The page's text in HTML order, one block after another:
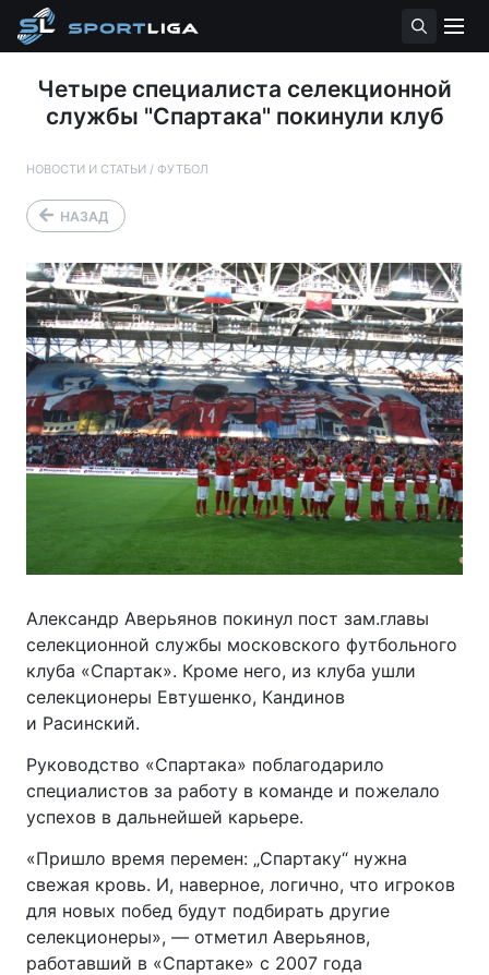
Четыре специалиста селекционной
службы "Спартака" покинули клуб
НОВОСТИ И СТАТЬИ / ФУТБОЛ
НАЗАД
Александр Аверьянов покинул пост зам.главы
селекционной службы московского футбольного
клуба «Спартак». Кроме него, из клуба ушли
селекционеры Евтушенко, Кандинов
и Расинский.
Руководство «Спартака» поблагодарило
специалистов за работу в команде и пожелало
успехов в дальнейшей карьере.
«Пришло время перемен: „Спартаку“ нужна
свежая кровь. И, наверное, логично, что игроков
для новых побед будут подбирать другие
селекционеры», — отметил Аверьянов,
работавший в «Спартаке» с 2007 года